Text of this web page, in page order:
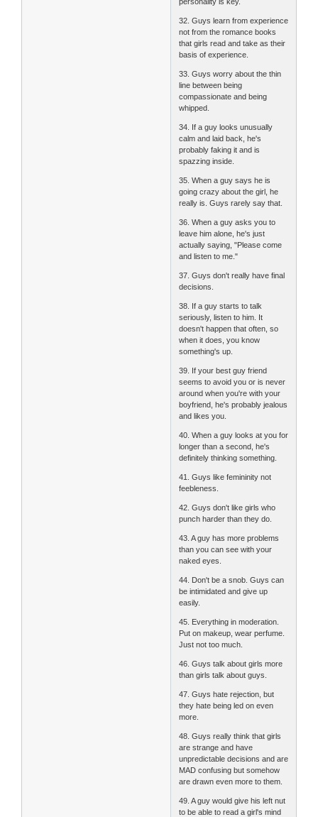
32. Guys learn from experience
not from the romance books
that girls read and take as their
basis of experience.
33. Guys worry about the thin
line between being
compassionate and being
whipped.
34. If a guy looks unusually
calm and laid back, he's
probably faking it and is
spazzing inside.
35. When a guy says he is
going crazy about the girl, he
really is. Guys rarely say that.
36. When a guy asks you to
leave him alone, he's just
actually saying, "Please come
and listen to me."
37. Guys don't really have final
decisions.
38. If a guy starts to talk
seriously, listen to him. It
doesn't happen that often, so
when it does, you know
something's up.
39. If your best guy friend
seems to avoid you or is never
around when you're with your
boyfriend, he's probably jealous
and likes you.
40. When a guy looks at you for
longer than a second, he's
definitely thinking something.
41. Guys like femininity not
feebleness.
42. Guys don't like girls who
punch harder than they do.
43. A guy has more problems
than you can see with your
naked eyes.
44. Don't be a snob. Guys can
be intimidated and give up
easily.
45. Everything in moderation.
Put on makeup, wear perfume.
Just not too much.
46. Guys talk about girls more
than girls talk about guys.
47. Guys hate rejection, but
they hate being led on even
more.
48. Guys really think that girls
are strange and have
unpredictable decisions and are
MAD confusing but somehow
are drawn even more to them.
49. A guy would give his left nut
to be able to read a girl's mind